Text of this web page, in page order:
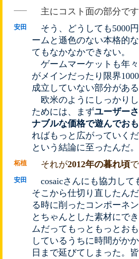
―― 主にコスト面の部分で
安田
そう、どうしても5000
ームと遜色のない本格的
てもなかなかできない。
ゲームマーケットも年
がメインだったり限界
成立していない部分があ
欧米のようにしっかり
ためには、まずユーザー
ナブルな価格で遊んでお
ればもっと広がっていく
という結論に至ったんだ。
柘植 それが2012年の暮れ頃
安田
cosaicさんにも協力して
そこから仕切り直したん
る時に削ったコンポーネ
とちゃんとした素材にで
ムだってもっともっとお
しているうちに時間がか
日まで延びてしまった。